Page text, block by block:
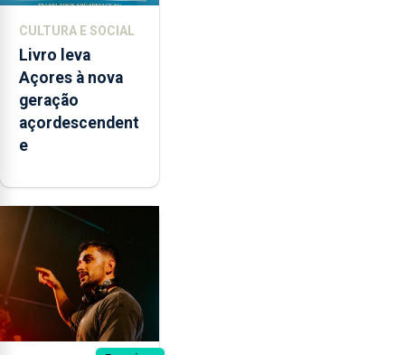
CULTURA E SOCIAL
Livro leva
Açores à nova
geração
açordescendent
e